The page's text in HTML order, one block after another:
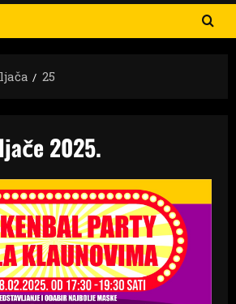
25
2025.